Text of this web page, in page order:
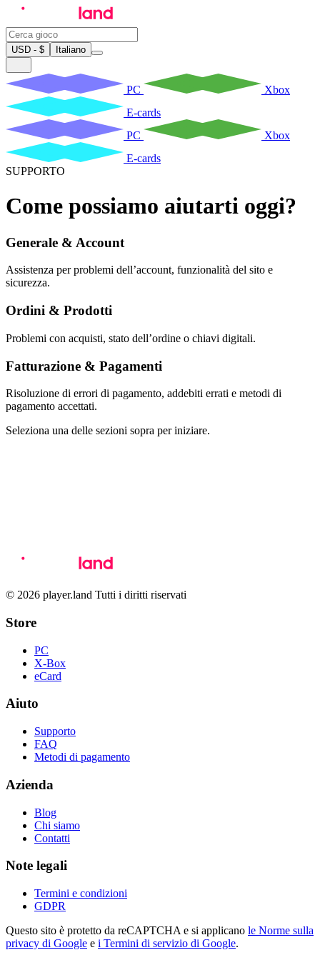
USD - $ Italiano
PC
Xbox
E-cards
PC
Xbox
E-cards
SUPPORTO
Come possiamo aiutarti oggi?
Generale & Account
Assistenza per problemi dell’account, funzionalità del sito e
sicurezza.
Ordini & Prodotti
Problemi con acquisti, stato dell’ordine o chiavi digitali.
Fatturazione & Pagamenti
Risoluzione di errori di pagamento, addebiti errati e metodi di
pagamento accettati.
Seleziona una delle sezioni sopra per iniziare.
© 2026 player.land Tutti i diritti riservati
Store
PC
X-Box
eCard
Aiuto
Supporto
FAQ
Metodi di pagamento
Azienda
Blog
Chi siamo
Contatti
Note legali
Termini e condizioni
GDPR
Questo sito è protetto da reCAPTCHA e si applicano le Norme sulla
privacy di Google e i Termini di servizio di Google.